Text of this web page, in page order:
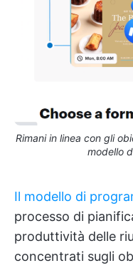
Rimani in linea con gli
modello
Il modello di
processo di
produttività delle
concentrati sugli